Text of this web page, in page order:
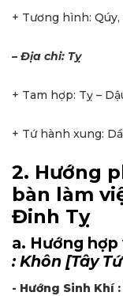
+ Tương hình: Qúy,
– Địa chi: Tỵ
+ Tam hợp: Tỵ –
+ Tứ hành xung:
2. Hướng
bàn làm
Đinh Tỵ
a. Hướng
: Khôn [Tây
- Hướng Sinh Khí